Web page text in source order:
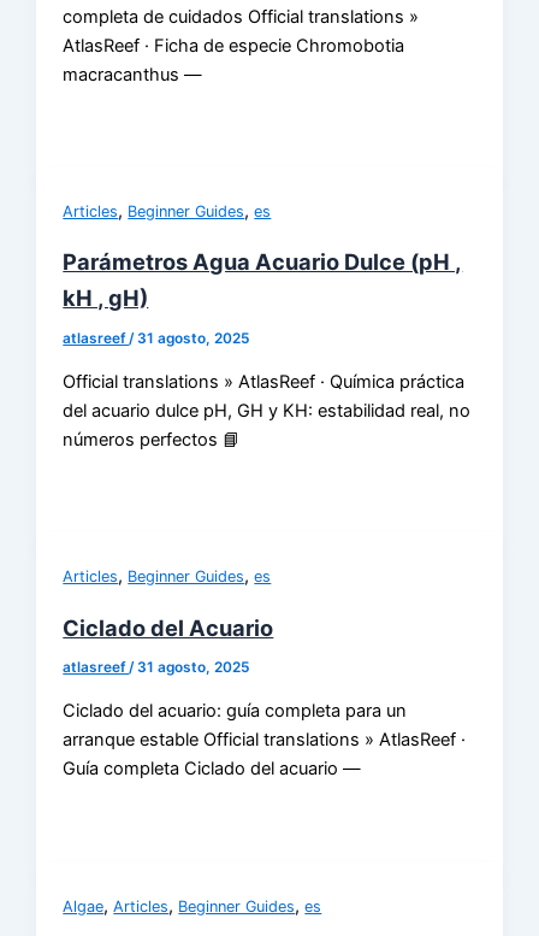
completa de cuidados Official translations »
AtlasReef · Ficha de especie Chromobotia
macracanthus —
Articles, Beginner Guides,es
Parámetros Agua Acuario Dulce (pH ,
kH , gH)
atlasreef/31 agosto, 2025
Official translations » AtlasReef · Química práctica
del acuario dulce pH, GH y KH: estabilidad real, no
números perfectos 📘
Articles, Beginner Guides,es
Ciclado del Acuario
atlasreef/31 agosto, 2025
Ciclado del acuario: guía completa para un
arranque estable Official translations » AtlasReef ·
Guía completa Ciclado del acuario —
Algae,Articles, Beginner Guides,es